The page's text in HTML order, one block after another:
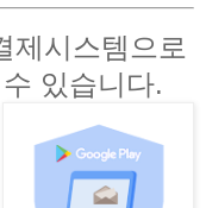
제시스템으로
있습니다.